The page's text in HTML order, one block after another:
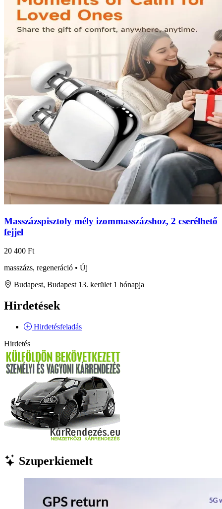
Masszázspisztoly mély izommasszázshoz, 2 cserélhető
fejjel
20 400 Ft
masszázs, regeneráció • Új
Budapest, Budapest 13. kerület 1 hónapja
Hirdetések
Hirdetésfeladás
Hirdetés
Szuperkiemelt